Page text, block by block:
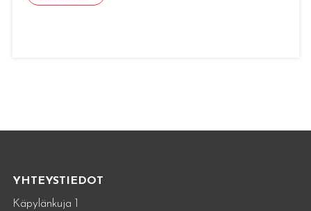
YHTEYSTIEDOT
Käpylänkuja 1